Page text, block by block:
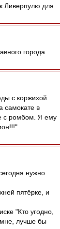
Ливерпулю для
города
с коржихой.
самокате в
с ромбом. Я ему
нужно
пятёрке, и
"Кто угодно,
лучше бы